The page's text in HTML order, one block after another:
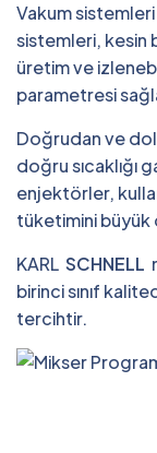
Vakum
sistemleri, kesin
üretim ve
parametresi
Doğrudan ve
doğru sıcaklığı
enjektörler,
tüketimini büyük
KARL SCHNELL
birinci sınıf
tercihtir.